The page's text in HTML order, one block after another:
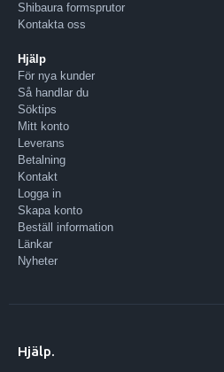
Shibaura formsprutor
Kontakta oss
Hjälp
För nya kunder
Så handlar du
Söktips
Mitt konto
Leverans
Betalning
Kontakt
Logga in
Skapa konto
Beställ information
Länkar
Nyheter
Hjälp.